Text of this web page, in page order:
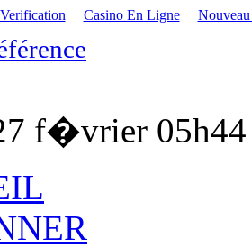
Casino En Ligne
f�vrier 05h44